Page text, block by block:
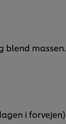
blend massen.
i forvejen)